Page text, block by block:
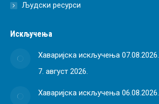
Људски ресурси
Искључења
Хаваријска искључења 07.08.2026.
7. август 2026.
Хаваријска искључења 06.08.2026.